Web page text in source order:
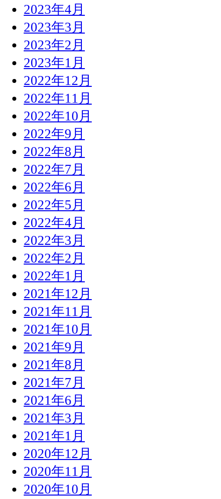
2023年4月
2023年3月
2023年2月
2023年1月
2022年12月
2022年11月
2022年10月
2022年9月
2022年8月
2022年7月
2022年6月
2022年5月
2022年4月
2022年3月
2022年2月
2022年1月
2021年12月
2021年11月
2021年10月
2021年9月
2021年8月
2021年7月
2021年6月
2021年3月
2021年1月
2020年12月
2020年11月
2020年10月